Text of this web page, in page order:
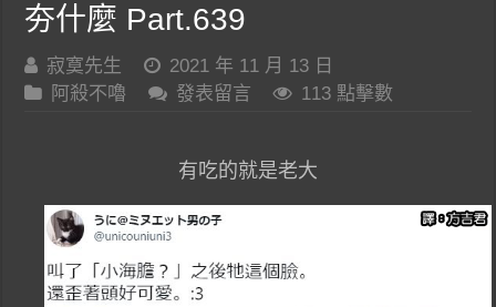
夯什麼 Part.639
寂寞先生
2021 年 11 月 13 日
阿殺不嚕
發表留言 113 點擊數
有吃的就是老大